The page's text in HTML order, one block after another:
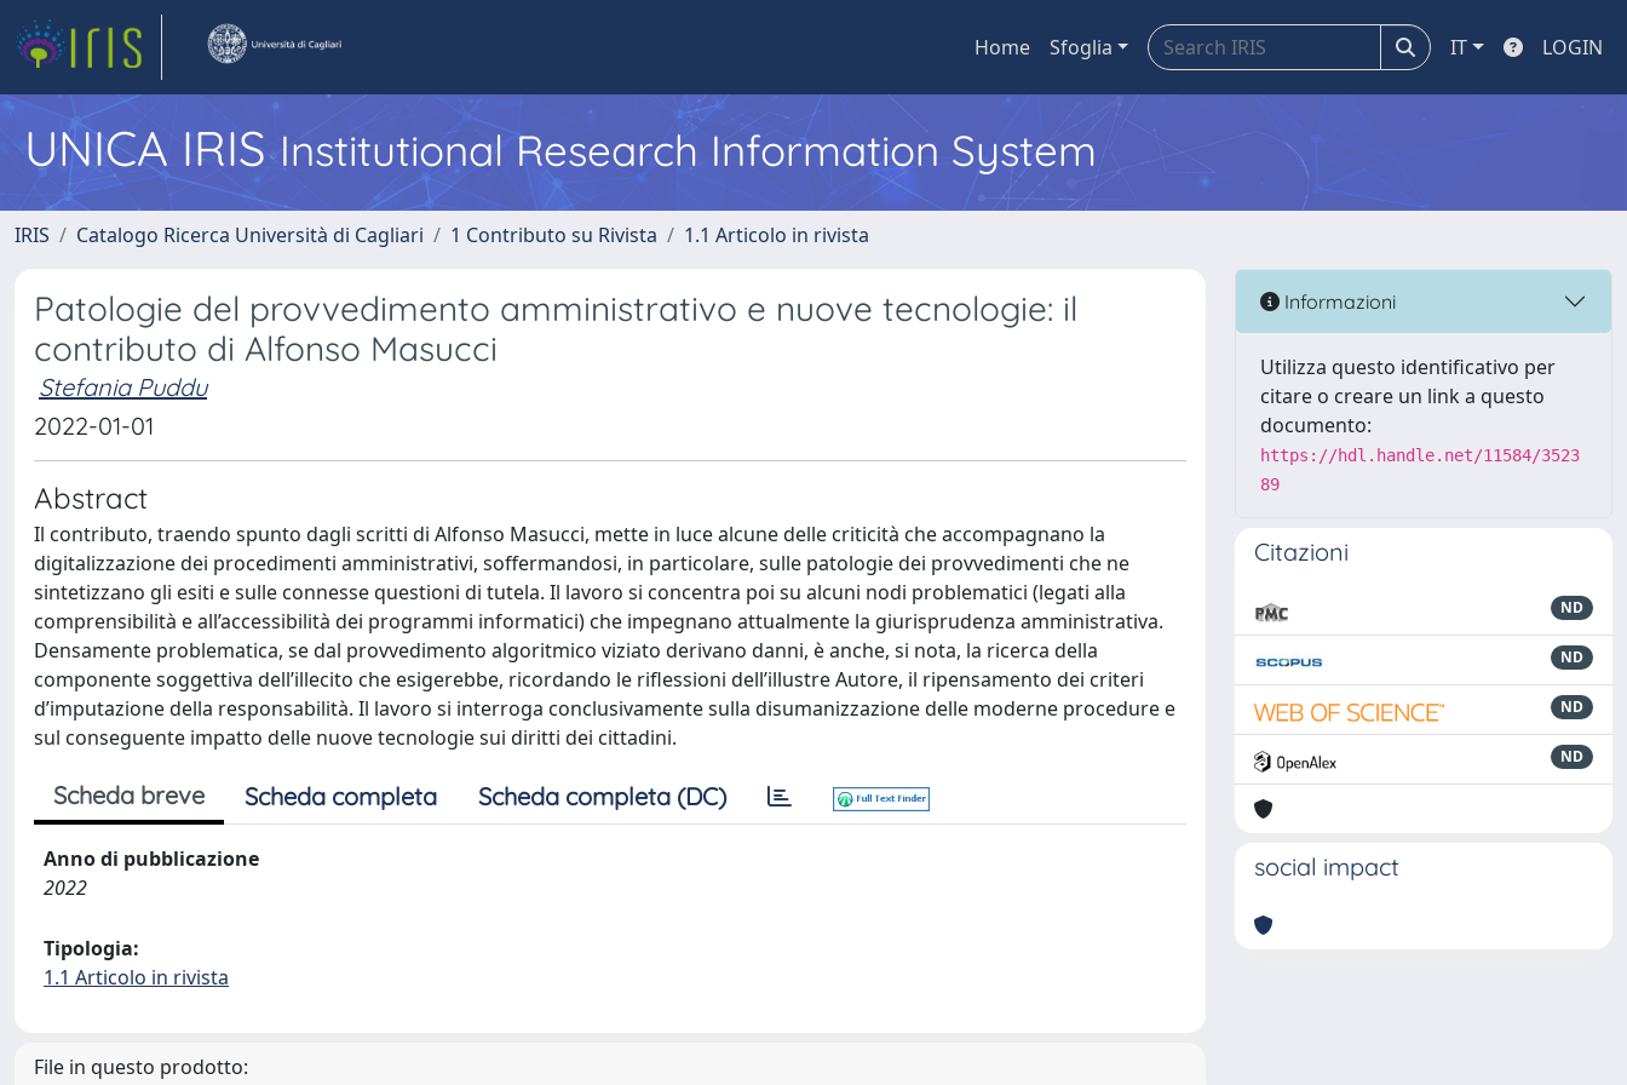
Home Sfoglia IT LOGIN
UNICA IRISInstitutional Research Information System
IRIS Catalogo Ricerca Università di Cagliari 1 Contributo su Rivista 1.1 Articolo in rivista
Patologie del provvedimento amministrativo e nuove tecnologie: il
contributo di Alfonso Masucci
Stefania Puddu
2022-01-01
Abstract
Il contributo, traendo spunto dagli scritti di Alfonso Masucci, mette in luce alcune delle criticità che accompagnano la
digitalizzazione dei procedimenti amministrativi, soffermandosi, in particolare, sulle patologie dei provvedimenti che ne
sintetizzano gli esiti e sulle connesse questioni di tutela. Il lavoro si concentra poi su alcuni nodi problematici (legati alla
comprensibilità e all’accessibilità dei programmi informatici) che impegnano attualmente la giurisprudenza amministrativa.
Densamente problematica, se dal provvedimento algoritmico viziato derivano danni, è anche, si nota, la ricerca della
componente soggettiva dell’illecito che esigerebbe, ricordando le riflessioni dell’illustre Autore, il ripensamento dei criteri
d’imputazione della responsabilità. Il lavoro si interroga conclusivamente sulla disumanizzazione delle moderne procedure e
sul conseguente impatto delle nuove tecnologie sui diritti dei cittadini.
Scheda breve Scheda completa Scheda completa (DC)
Anno di pubblicazione
2022
Tipologia:
1.1 Articolo in rivista
File in questo prodotto:
Informazioni
Utilizza questo identificativo per
citare o creare un link a questo
documento:
https://hdl.handle.net/11584/3523
89
Citazioni
ND
ND
ND
ND
social impact